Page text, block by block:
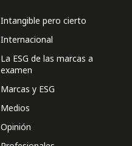
Intangible pero cierto
Internacional
La ESG de las marcas a
examen
Marcas y ESG
Medios
Opinión